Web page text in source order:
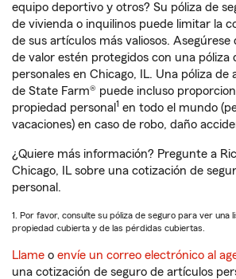
equipo deportivo y otros? Su póliza de
de vivienda o inquilinos puede limitar la
de sus artículos más valiosos.
de valor estén protegidos con una póliza
personales en Chicago, IL. Una póliza de
de State Farm® puede incluso
propiedad personal 1 en todo el mundo
vacaciones) en caso de robo, daño
¿Quiere más información? Pregunte a
Chicago, IL sobre una cotización de
personal.
1. Por favor, consulte su póliza de seguro para ver una
propiedad cubierta y de las pérdidas cubiertas.
Llame o envíe un correo electrónico al
una cotización de seguro de artículos